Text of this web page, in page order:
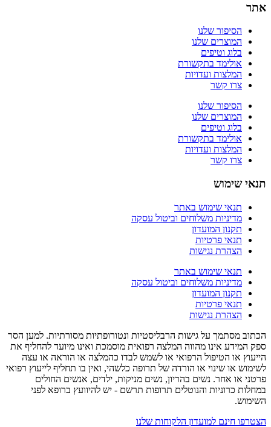
אתר
הסיפור שלנו
המוצרים שלנו
בלוג וטיפים
אולימד בתקשורת
המלצות ועדויות
צרו קשר
הסיפור שלנו
המוצרים שלנו
בלוג וטיפים
אולימד בתקשורת
המלצות ועדויות
צרו קשר
תנאי שימוש
תנאי שימוש באתר
מדיניות משלוחים וביטול עסקה
תקנון המועדון
תנאי פרטיות
הצהרת נגישות
תנאי שימוש באתר
מדיניות משלוחים וביטול עסקה
תקנון המועדון
תנאי פרטיות
הצהרת נגישות
הכתוב מסתמך על גישות הרבליסטיות ונטורופתיות מסורתיות. למען הסר
ספק המידע אינו מהווה המלצה רפואית מוסמכת ואינו מיועד להחליף את
הייעוץ או הטיפול הרפואי או לשמש לבדו כהמלצה או הוראה או עצה
לשימוש או שינוי או הורדה של תרופה כלשהי, ואין בו תחליף לייעוץ רפואי
פרטני או אחר. נשים בהריון, נשים מניקות, ילדים, אנשים החולים
במחלות כרוניות והנוטלים תרופות תרשם - יש להיוועץ ברופא לפני
השימוש.
הצטרפו חינם למועדון הלקוחות שלנו